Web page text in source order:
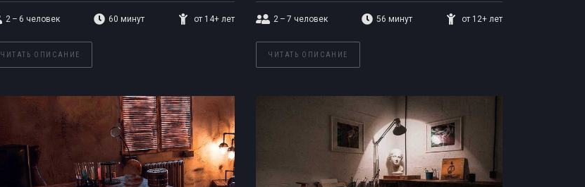
2 – 6 человек 60 минут от 14+ лет
ЧИТАТЬ ОПИСАНИЕ
2 – 7 человек 56 минут от 12+ лет
ЧИТАТЬ ОПИСАНИЕ